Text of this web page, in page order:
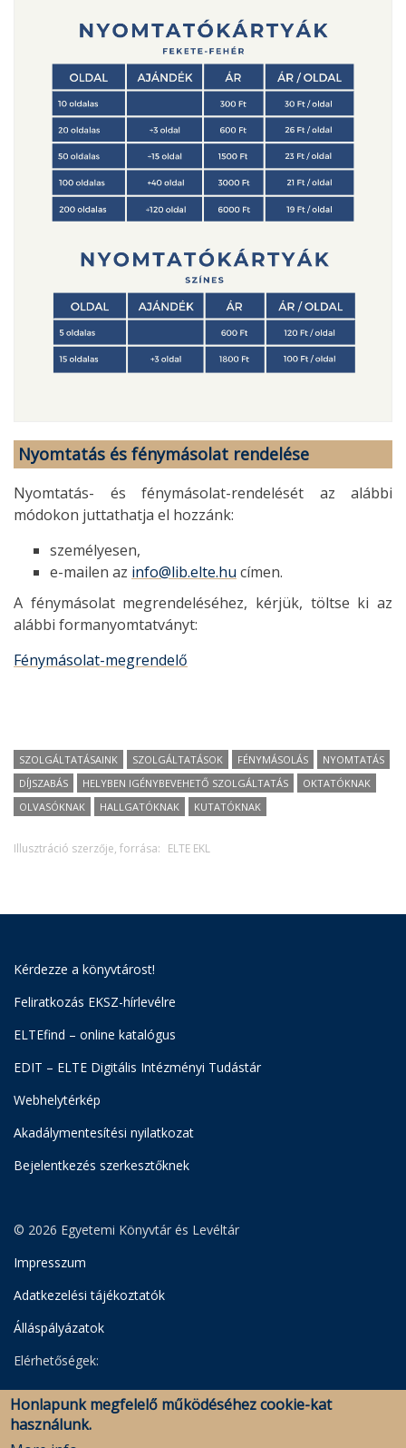
Nyomtatás és fénymásolat rendelése
Nyomtatás- és fénymásolat-rendelését az alábbi
módokon juttathatja el hozzánk:
személyesen,
e-mailen az info@lib.elte.hu címen.
A fénymásolat megrendeléséhez, kérjük, töltse ki az
alábbi formanyomtatványt:
Fénymásolat-megrendelő
SZOLGÁLTATÁSAINK SZOLGÁLTATÁSOK FÉNYMÁSOLÁS
NYOMTATÁS
DÍJSZABÁS
HELYBEN IGÉNYBEVEHETŐ SZOLGÁLTATÁS
OKTATÓKNAK
OLVASÓKNAK
HALLGATÓKNAK KUTATÓKNAK
Illusztráció szerzője, forrása: ELTE EKL
Kérdezze a könyvtárost!
Feliratkozás EKSZ-hírlevélre
ELTEfind – online katalógus
EDIT – ELTE Digitális Intézményi Tudástár
Webhelytérkép
Akadálymentesítési nyilatkozat
Bejelentkezés szerkesztőknek
© 2026 Egyetemi Könyvtár és Levéltár
Impresszum
Adatkezelési tájékoztatók
Álláspályázatok
Elérhetőségek:
Egyetemi Könyvtár
Levéltár
Savaria Könyvtár és Levéltár (Szombathely)
Honlapunk megfelelő működéséhez cookie-kat
használunk.